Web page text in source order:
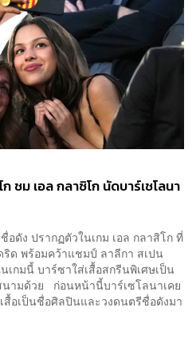
ชม เอล กลาซิโก นัดบาร์เชโลนา
อดัง ปรากฏตัวในเกม เอล กลาสิโก ที่
ริด พร้อมคว้าแชมป์ ลาลีกา สเปน
กมนี้ บาร์ซาใส่เสื้อสกรีนพิเศษเป็น
นามด้วย ก่อนหน้านี้บาร์เซโลนาเคย
สื้อเป็นชื่อศิลปินและวงดนตรีชื่อดังมา